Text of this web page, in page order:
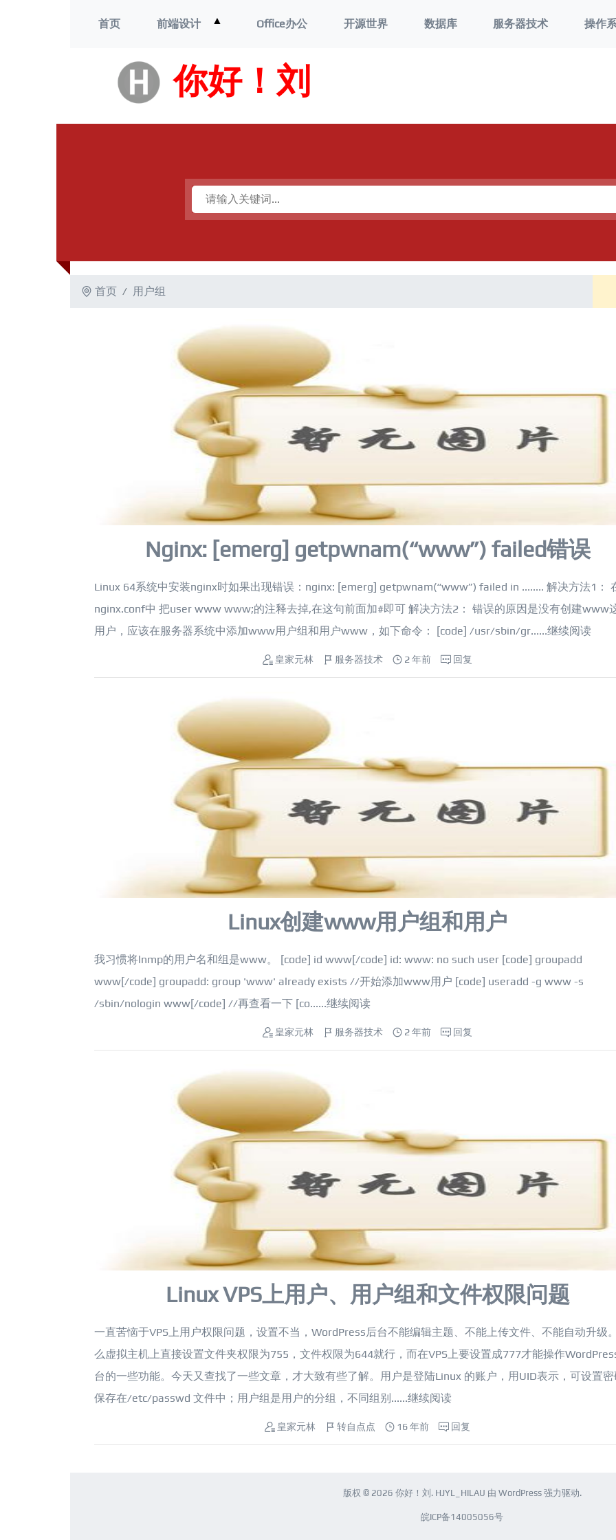
你好！刘
首页 前端设计 ▲
单
Office办公 开源世界 数据库 服务器技术 操作
首页 用户组
Nginx: [emerg] getpwnam(“www”) failed错误
Linux 64系统中安装nginx时如果出现错误：nginx: [emerg] getpwnam(“www”) failed in ........ 解决方法1：
nginx.conf中 把user www www;的注释去掉,在这句前面加#即可 解决方法2： 错误的原因是没有创建www
用户，应该在服务器系统中添加www用户组和用户www，如下命令： [code] /usr/sbin/gr......继续阅读
皇家元林 服务器技术 2 年前 回复
Linux创建www用户组和用户
我习惯将lnmp的用户名和组是www。 [code] id www[/code] id: www: no such user [code] groupadd
www[/code] groupadd: group 'www' already exists //开始添加www用户 [code] useradd -g www -s
/sbin/nologin www[/code] //再查看一下 [co......继续阅读
皇家元林 服务器技术 2 年前 回复
Linux VPS上用户、用户组和文件权限问题
一直苦恼于VPS上用户权限问题，设置不当，WordPress后台不能编辑主题、不能上传文件、不能自动升级
么虚拟主机上直接设置文件夹权限为755，文件权限为644就行，而在VPS上要设置成777才能操作
台的一些功能。今天又查找了一些文章，才大致有些了解。用户是登陆Linux 的账户，用UID表示，可设置
保存在/etc/passwd 文件中；用户组是用户的分组，不同组别......继续阅读
皇家元林 转自点点 16 年前 回复
版权 © 2026 你好！刘 . HJYL_HILAU 由 WordPress强力驱动.
皖ICP备14005056号